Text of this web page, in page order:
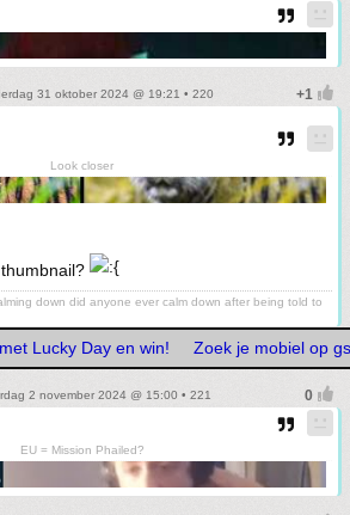
31 oktober 2024 @ 19:21 • 220
Look closer
down did anyone ever calm down after being told to
Lucky Day en win! Zoek je mobiel op
2 november 2024 @ 15:00 • 221
EU = Mission Phailed?